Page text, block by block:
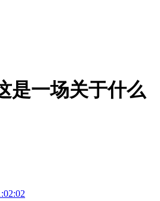
是一场关于什么